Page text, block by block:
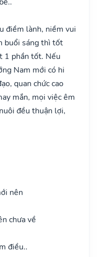
điềm lành, niềm vui
buổi sáng thì tốt
1 phần tốt. Nếu
Nam mới có hi
quan chức cao
mắn, mọi việc êm
đều thuận lợi,
nên
chưa về
điều..